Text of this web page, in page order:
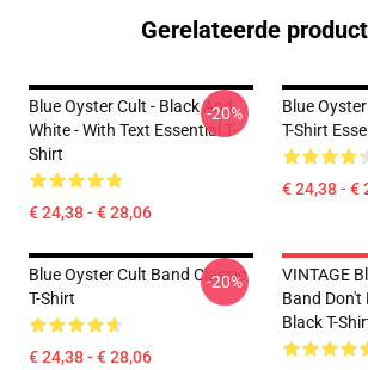
Gerelateerde
Blue Oyster Cult - Black And
White - With Text Essential T-
Shirt
€ 24,38 - € 28,06
-20%
Blue
T-Shirt
€ 24,38 - €
Blue Oyster Cult Band Classic
T-Shirt
€ 24,38 - € 28,06
-20%
VINTAGE
Band Don't
Black T-